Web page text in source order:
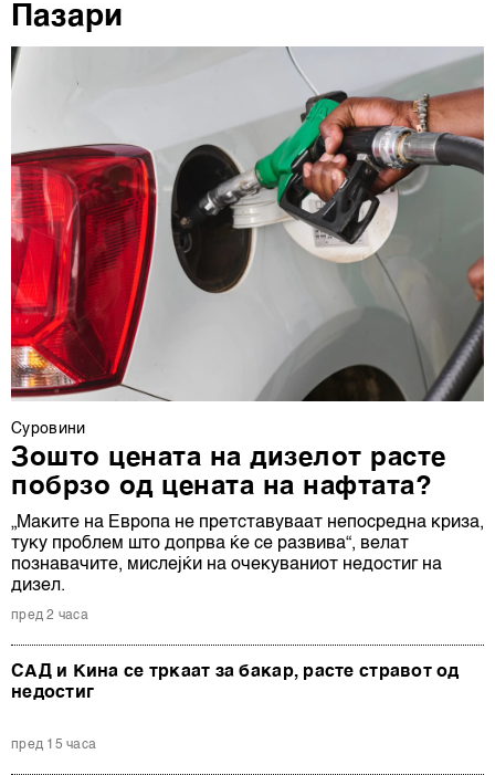
Пазари
Суровини
Зошто цената на дизелот расте
побрзо од цената на нафтата?
„Маките на Европа не претставуваат непосредна криза,
туку проблем што допрва ќе се развива“, велат
познавачите, мислејќи на очекуваниот недостиг на
дизел.
пред 2 часа
САД и Кина се тркаат за бакар, расте стравот од
недостиг
пред 15 часа